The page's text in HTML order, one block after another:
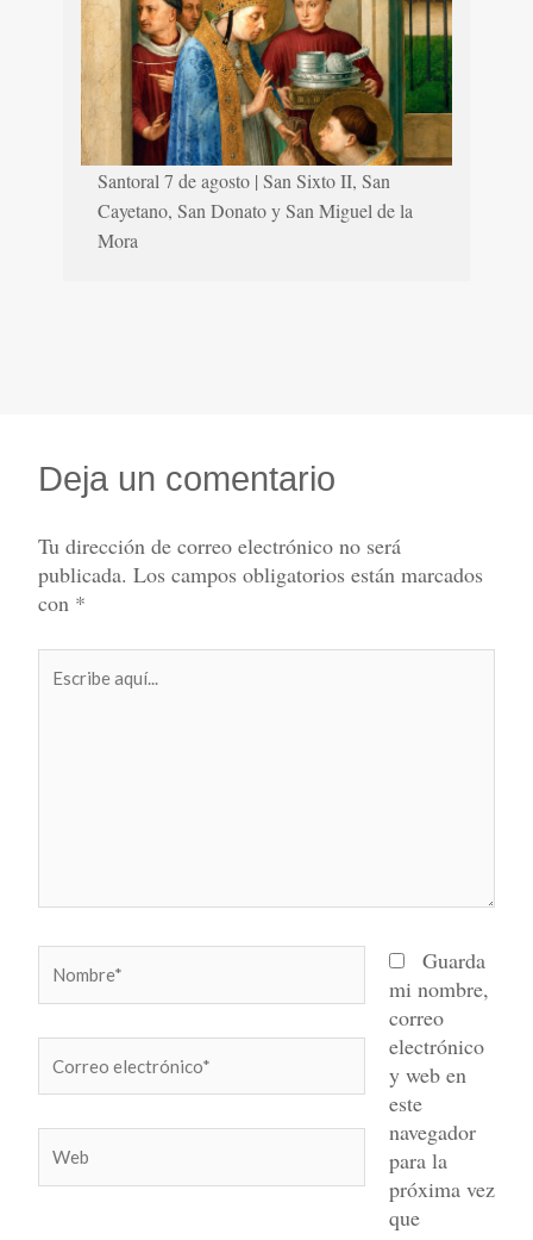
Santoral 7 de agosto | San Sixto II, San
Cayetano, San Donato y San Miguel de la
Mora
Deja un comentario
Tu dirección de correo electrónico no será
publicada. Los campos obligatorios están marcados
con *
aquí...
electrónico*
Guarda
mi nombre,
correo
electrónico
y web en
este
navegador
para la
próxima vez
que